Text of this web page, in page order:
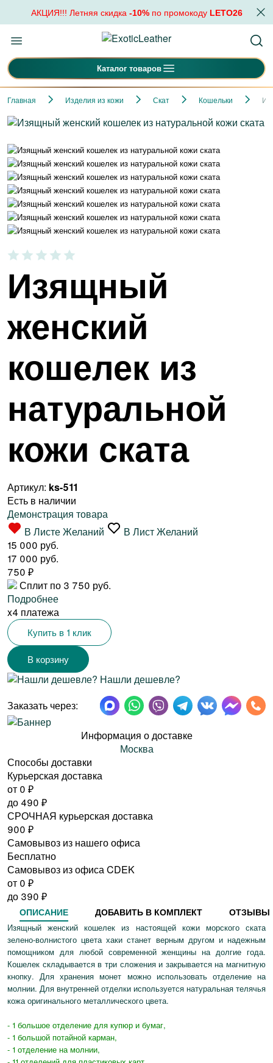
АКЦИЯ!!! Летняя скидка -10%по промокоду LETO26
Каталог товаров
Главная Изделия из кожи Скат Кошельки
Изящный
женский
кошелек из
натуральной
кожи ската
Артикул: ks-511
Есть в наличии
Демонстрация товара
В Листе Желаний
В Лист Желаний
15 000 руб.
17 000 руб.
750 ₽
Сплит по 3 750 руб.
Подробнее
x4 платежа
Купить в 1 клик
Нашли дешевле?
Заказать через:
Информация о доставке
Москва
Способы доставки
Курьерская доставка
от 0 ₽
до 490 ₽
СРОЧНАЯ курьерская доставка
900 ₽
Самовывоз из нашего офиса
Бесплатно
Самовывоз из офиса CDEK
от 0 ₽
до 390 ₽
ОПИСАНИЕ ДОБАВИТЬ В КОМПЛЕКТ ОТЗЫВЫ
Изящный женский кошелек из настоящей кожи морского ската
зелено-волнистого цвета хаки станет верным другом и надежным
помощником для любой современной женщины на долгие года.
Кошелек складывается в три сложения и закрывается на магнитную
кнопку. Для хранения монет можно использовать отделение на
молнии. Для внутренней отделки используется натуральная телячья
кожа оригинального металлического цвета.
- 1 большое отделение для купюр и бумаг,
- 1 большой потайной карман,
- 1 отделение на молнии,